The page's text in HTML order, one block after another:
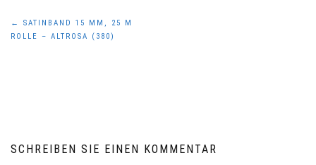
Beitragsnavigation
←
SATINBAND 15 MM, 25 M
ROLLE – ALTROSA (380)
SCHREIBEN SIE EINEN KOMMENTAR